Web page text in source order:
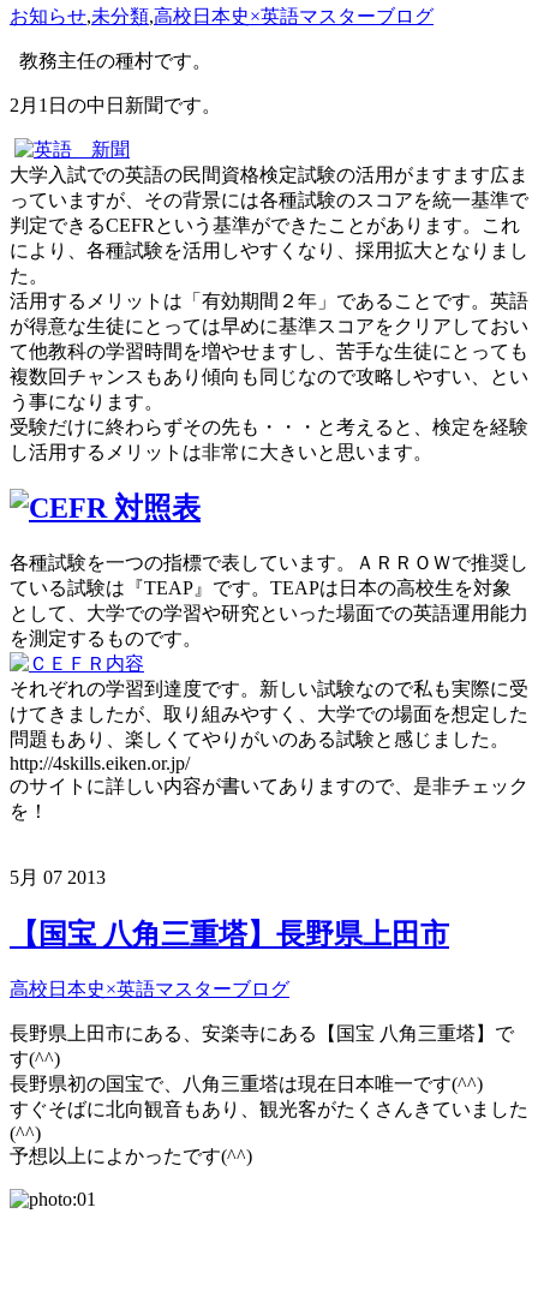
お知らせ,未分類,高校日本史×英語マスターブログ
教務主任の種村です。
2月1日の中日新聞です。
大学入試での英語の民間資格検定試験の活用がますます広ま
っていますが、その背景には各種試験のスコアを統一基準で
判定できるCEFRという基準ができたことがあります。これ
により、各種試験を活用しやすくなり、採用拡大となりまし
た。
活用するメリットは「有効期間２年」であることです。英語
が得意な生徒にとっては早めに基準スコアをクリアしておい
て他教科の学習時間を増やせますし、苦手な生徒にとっても
複数回チャンスもあり傾向も同じなので攻略しやすい、とい
う事になります。
受験だけに終わらずその先も・・・と考えると、検定を経験
し活用するメリットは非常に大きいと思います。
各種試験を一つの指標で表しています。ＡＲＲＯＷで推奨し
ている試験は『TEAP』です。TEAPは日本の高校生を対象
として、大学での学習や研究といった場面での英語運用能力
を測定するものです。
それぞれの学習到達度です。新しい試験なので私も実際に受
けてきましたが、取り組みやすく、大学での場面を想定した
問題もあり、楽しくてやりがいのある試験と感じました。
http://4skills.eiken.or.jp/
のサイトに詳しい内容が書いてありますので、是非チェック
を！
5月 07 2013
【国宝 八角三重塔】長野県上田市
高校日本史×英語マスターブログ
長野県上田市にある、安楽寺にある【国宝 八角三重塔】で
す(^^)
長野県初の国宝で、八角三重塔は現在日本唯一です(^^)
すぐそばに北向観音もあり、観光客がたくさんきていました
(^^)
予想以上によかったです(^^)